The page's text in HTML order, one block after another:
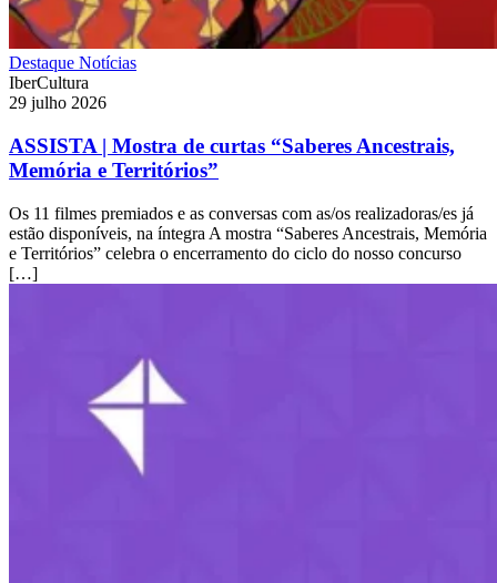
Destaque Notícias
IberCultura
29 julho 2026
ASSISTA | Mostra de curtas “Saberes Ancestrais,
Memória e Territórios”
Os 11 filmes premiados e as conversas com as/os realizadoras/es já
estão disponíveis, na íntegra A mostra “Saberes Ancestrais, Memória
e Territórios” celebra o encerramento do ciclo do nosso concurso
[…]